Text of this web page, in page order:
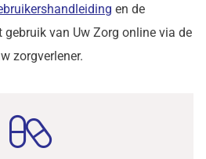
en de
gebruik van Uw Zorg online via de
zorgverlener.